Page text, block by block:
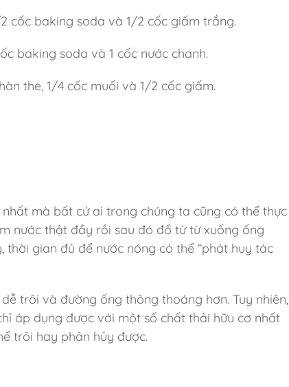
cốc baking soda và 1/2 cốc giấm trắng.
baking soda và 1 cốc nước chanh.
the, 1/4 cốc muối và 1/2 cốc giấm.
mà bất cứ ai trong chúng ta cũng có thể thực
nước thật đầy rồi sau đó đổ từ từ xuống ống
gian đủ để nước nóng có thể “phát huy tác
trôi và đường ống thông thoáng hơn. Tuy nhiên,
áp dụng được với một số chất thải hữu cơ nhất
trôi hay phân hủy được.